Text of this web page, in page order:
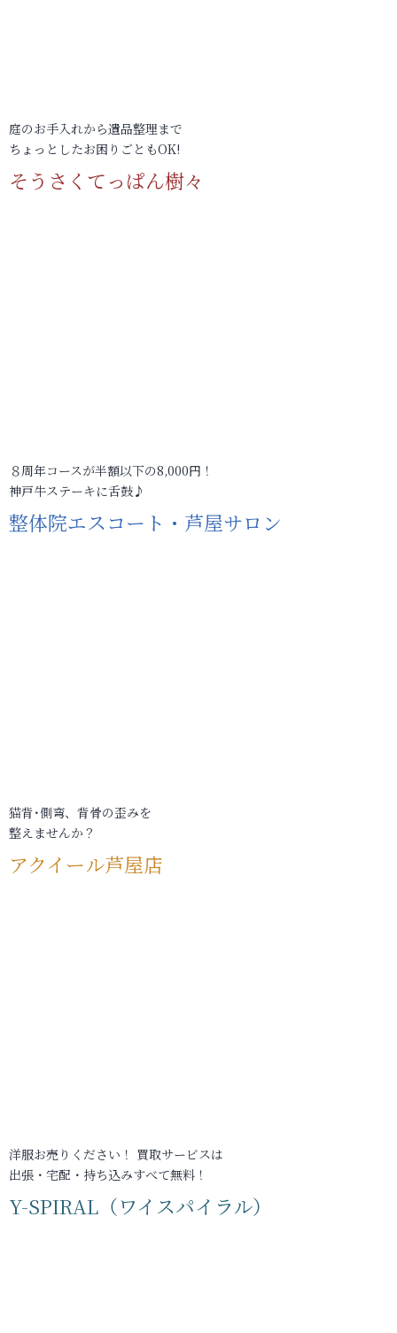
庭のお手入れから遺品整理まで
ちょっとしたお困りごともOK!
そうさくてっぱん樹々
８周年コースが半額以下の8,000円！
神戸牛ステーキに舌鼓♪
整体院エスコート・芦屋サロン
猫背･側弯、背骨の歪みを
整えませんか？
アクイール芦屋店
洋服お売りください！ 買取サービスは
出張・宅配・持ち込みすべて無料！
Y-SPIRAL（ワイスパイラル）